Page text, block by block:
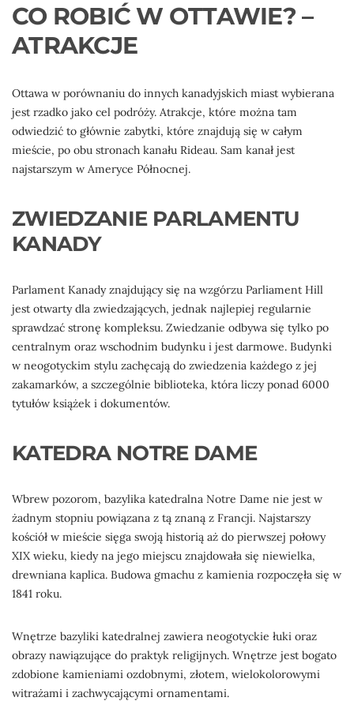
CO ROBIĆ W OTTAWIE? –
ATRAKCJE
Ottawa w porównaniu do innych kanadyjskich miast wybierana
jest rzadko jako cel podróży. Atrakcje, które można tam
odwiedzić to głównie zabytki, które znajdują się w całym
mieście, po obu stronach kanału Rideau. Sam kanał jest
najstarszym w Ameryce Północnej.
ZWIEDZANIE PARLAMENTU
KANADY
Parlament Kanady znajdujący się na wzgórzu Parliament Hill
jest otwarty dla zwiedzających, jednak najlepiej regularnie
sprawdzać stronę kompleksu. Zwiedzanie odbywa się tylko po
centralnym oraz wschodnim budynku i jest darmowe. Budynki
w neogotyckim stylu zachęcają do zwiedzenia każdego z jej
zakamarków, a szczególnie biblioteka, która liczy ponad 6000
tytułów książek i dokumentów.
KATEDRA NOTRE DAME
Wbrew pozorom, bazylika katedralna Notre Dame nie jest w
żadnym stopniu powiązana z tą znaną z Francji. Najstarszy
kościół w mieście sięga swoją historią aż do pierwszej połowy
XIX wieku, kiedy na jego miejscu znajdowała się niewielka,
drewniana kaplica. Budowa gmachu z kamienia rozpoczęła się w
1841 roku.
Wnętrze bazyliki katedralnej zawiera neogotyckie łuki oraz
obrazy nawiązujące do praktyk religijnych. Wnętrze jest bogato
zdobione kamieniami ozdobnymi, złotem, wielokolorowymi
witrażami i zachwycającymi ornamentami.